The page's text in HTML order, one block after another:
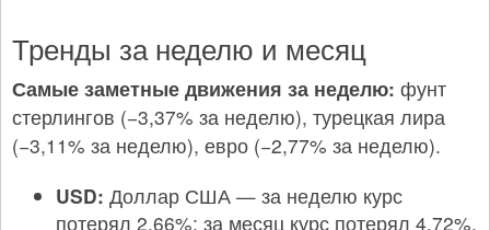
Тренды за неделю и месяц
Самые заметные движения за неделю: фунт
стерлингов (−3,37% за неделю), турецкая лира
(−3,11% за неделю), евро (−2,77% за неделю).
USD: Доллар США — за неделю курс
потерял 2,66%; за месяц курс потерял 4,72%.